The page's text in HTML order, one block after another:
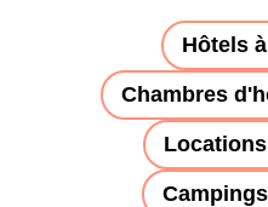
Hôtels
Chambres